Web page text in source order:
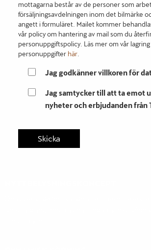
mottagarna består av de personer som
försäljningsavdelningen inom det bilmärke
angett i formuläret. Mailet kommer
vår policy om hantering av mail som du
personuppgiftspolicy. Läs mer om vår lagring
personuppgifter här.
Jag godkänner villkoren för
Jag samtycker till att ta emot
nyheter och erbjudanden från